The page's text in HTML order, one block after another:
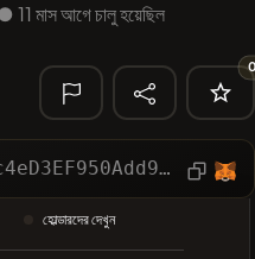
ATH ATH
#619
🔎 সাম্প্রতিক
অনুসন্ধান
❌সাম্প্রতিক
কয়েন নেই
11 মাস আগে চালু হয়েছিল
0x00F5787d6d21C92c4eD3EF950Add920004143B07
হোল্ডারদের দেখুন